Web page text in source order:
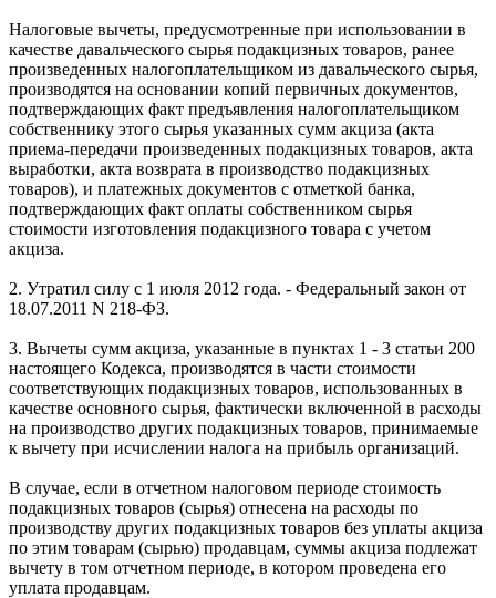
Налоговые вычеты, предусмотренные при использовании в
качестве давальческого сырья подакцизных товаров, ранее
произведенных налогоплательщиком из давальческого сырья,
производятся на основании копий первичных документов,
подтверждающих факт предъявления налогоплательщиком
собственнику этого сырья указанных сумм акциза (акта
приема-передачи произведенных подакцизных товаров, акта
выработки, акта возврата в производство подакцизных
товаров), и платежных документов с отметкой банка,
подтверждающих факт оплаты собственником сырья
стоимости изготовления подакцизного товара с учетом
акциза.
2. Утратил силу с 1 июля 2012 года. - Федеральный закон от
18.07.2011 N 218-ФЗ.
3. Вычеты сумм акциза, указанные в пунктах 1 - 3 статьи 200
настоящего Кодекса, производятся в части стоимости
соответствующих подакцизных товаров, использованных в
качестве основного сырья, фактически включенной в расходы
на производство других подакцизных товаров, принимаемые
к вычету при исчислении налога на прибыль организаций.
В случае, если в отчетном налоговом периоде стоимость
подакцизных товаров (сырья) отнесена на расходы по
производству других подакцизных товаров без уплаты акциза
по этим товарам (сырью) продавцам, суммы акциза подлежат
вычету в том отчетном периоде, в котором проведена его
уплата продавцам.